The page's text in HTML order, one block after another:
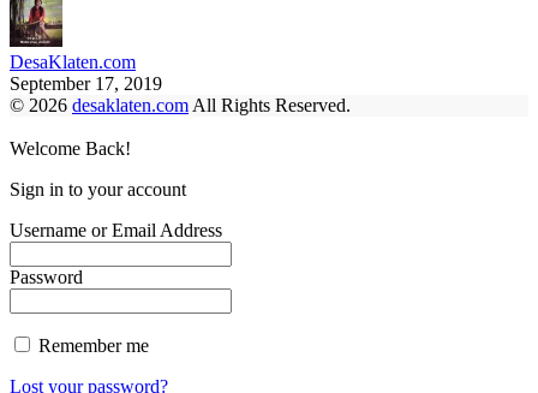
DesaKlaten.com
September 17, 2019
© 2026 desaklaten.com All Rights Reserved.
Welcome Back!
Sign in to your account
Username or Email Address
Password
Remember me
Lost your password?